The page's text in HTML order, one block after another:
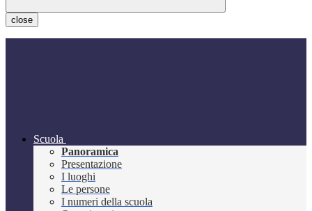
close
Scuola
Panoramica
Presentazione
I luoghi
Le persone
I numeri della scuola